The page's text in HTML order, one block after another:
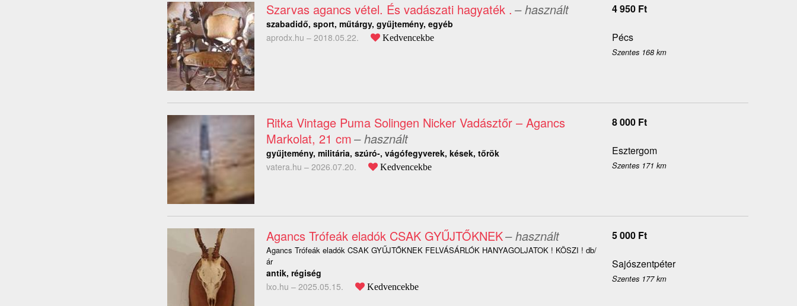
Szarvas agancs vétel. És vadászati hagyaték . – használt
szabadidő, sport, műtárgy, gyűjtemény, egyéb
aprodx.hu – 2018.05.22. Kedvencekbe
4 950 Ft
Pécs
Szentes 168 km
Ritka Vintage Puma Solingen Nicker Vadásztőr – Agancs
Markolat, 21 cm– használt
gyűjtemény, militária, szúró-, vágófegyverek, kések, tőrök
vatera.hu – 2026.07.20. Kedvencekbe
8 000 Ft
Esztergom
Szentes 171 km
Agancs Trófeák eladók CSAK GYŰJTŐKNEK– használt
Agancs Trófeák eladók CSAK GYŰJTŐKNEK FELVÁSÁRLÓK HANYAGOLJATOK ! KÖSZI ! db/
ár
antik, régiség
lxo.hu – 2025.05.15. Kedvencekbe
5 000 Ft
Sajószentpéter
Szentes 177 km